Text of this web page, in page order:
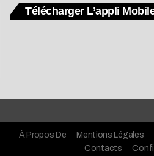
Télécharger L’appli
À Propos De Mentions Légales
Contacts